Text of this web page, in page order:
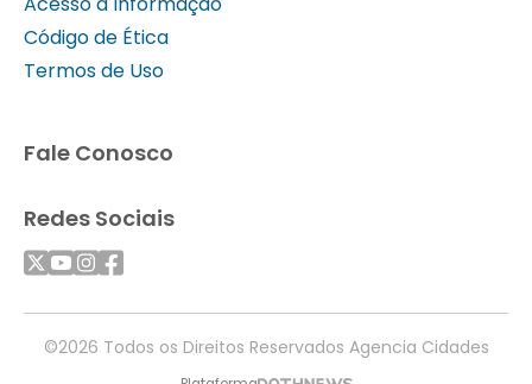
Código de Ética
Termos de Uso
Fale Conosco
Redes Sociais
©2026 Todos os Direitos Reservados Agencia Cidades